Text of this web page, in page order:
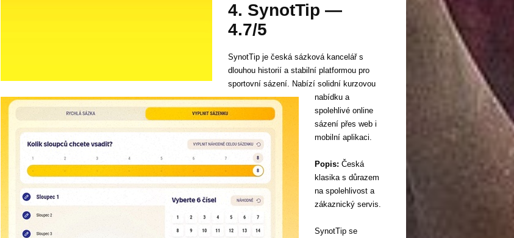
4. SynotTip —
4.7/5
SynotTip je česká sázková kancelář s
dlouhou historií a stabilní platformou pro
sportovní sázení. Nabízí solidní kurzovou
nabídku a
spolehlivé online
sázení přes web i
mobilní aplikaci.
Popis: Česká
klasika s důrazem
na spolehlivost a
zákaznický servis.
SynotTip se